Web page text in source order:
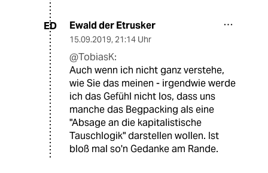
ED Ewald der Etrusker
15.09.2019, 21:14 Uhr
@TobiasK:
Auch wenn ich nicht ganz verstehe,
wie Sie das meinen - irgendwie werde
ich das Gefühl nicht los, dass uns
manche das Begpacking als eine
"Absage an die kapitalistische
Tauschlogik" darstellen wollen. Ist
bloß mal so'n Gedanke am Rande.